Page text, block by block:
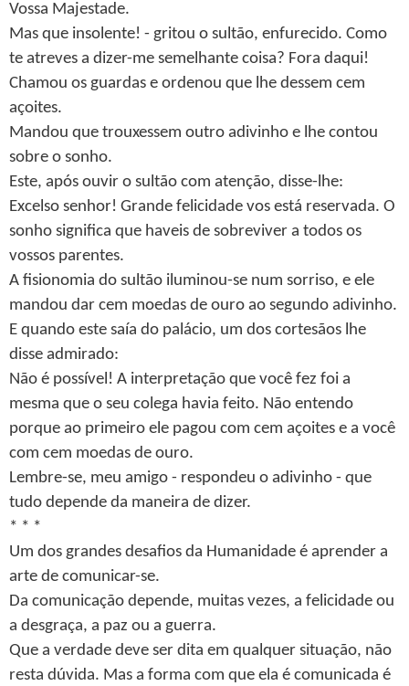
Vossa Majestade.
Mas que insolente! - gritou o sultão, enfurecido. Como
te atreves a dizer-me semelhante coisa? Fora daqui!
Chamou os guardas e ordenou que lhe dessem cem
açoites.
Mandou que trouxessem outro adivinho e lhe contou
sobre o sonho.
Este, após ouvir o sultão com atenção, disse-lhe:
Excelso senhor! Grande felicidade vos está reservada. O
sonho significa que haveis de sobreviver a todos os
vossos parentes.
A fisionomia do sultão iluminou-se num sorriso, e ele
mandou dar cem moedas de ouro ao segundo adivinho.
E quando este saía do palácio, um dos cortesãos lhe
disse admirado:
Não é possível! A interpretação que você fez foi a
mesma que o seu colega havia feito. Não entendo
porque ao primeiro ele pagou com cem açoites e a você
com cem moedas de ouro.
Lembre-se, meu amigo - respondeu o adivinho - que
tudo depende da maneira de dizer.
* * *
Um dos grandes desafios da Humanidade é aprender a
arte de comunicar-se.
Da comunicação depende, muitas vezes, a felicidade ou
a desgraça, a paz ou a guerra.
Que a verdade deve ser dita em qualquer situação, não
resta dúvida. Mas a forma com que ela é comunicada é